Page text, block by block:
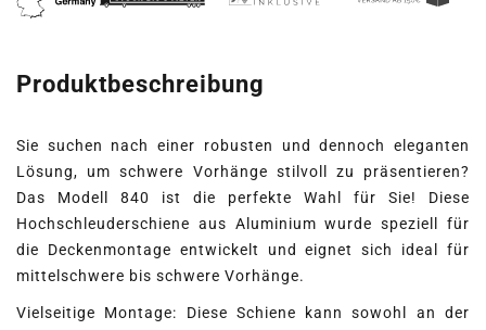
Produktbeschreibung
Sie suchen nach einer robusten und dennoch eleganten
Lösung, um schwere Vorhänge stilvoll zu präsentieren?
Das Modell 840 ist die perfekte Wahl für Sie! Diese
Hochschleuderschiene aus Aluminium wurde speziell für
die Deckenmontage entwickelt und eignet sich ideal für
mittelschwere bis schwere Vorhänge.
Vielseitige Montage: Diese Schiene kann sowohl an der